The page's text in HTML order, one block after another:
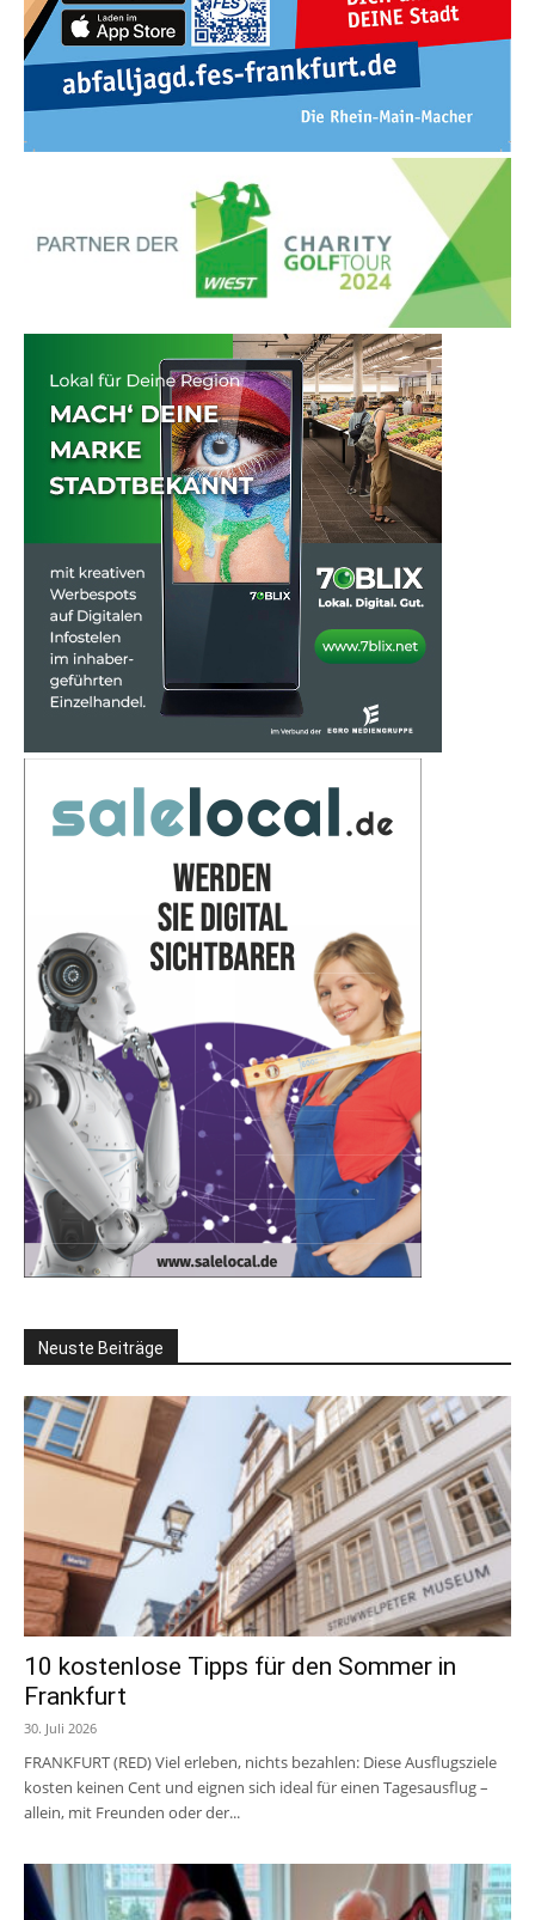
Neuste Beiträge
10 kostenlose Tipps für den Sommer in
Frankfurt
30. Juli 2026
FRANKFURT (RED) Viel erleben, nichts bezahlen: Diese Ausflugsziele
kosten keinen Cent und eignen sich ideal für einen Tagesausflug –
allein, mit Freunden oder der...